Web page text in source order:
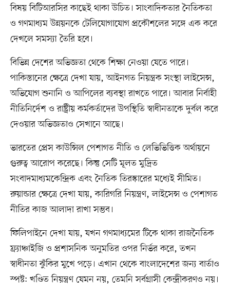
বিষয় বিটিআরসির কাছেই থাকা উচিত। সাংবাদিকতার নৈতিকতা
ও গণমাধ্যম উন্নয়নকে টেলিযোগাযোগ প্রকৌশলের সঙ্গে এক করে
দেখলে সমস্যা তৈরি হবে।
বিভিন্ন দেশের অভিজ্ঞতা থেকে শিক্ষা নেওয়া যেতে পারে।
পাকিস্তানের ক্ষেত্রে দেখা যায়, আইনগত নিয়ন্ত্রক সংস্থা লাইসেন্স,
অভিযোগ শুনানি ও আপিলের ব্যবস্থা রাখতে পারে। আবার নির্বাহী
নীতিনির্দেশ ও রাষ্ট্রীয় কর্মকর্তাদের উপস্থিতি স্বাধীনতাকে দুর্বল করে
দেওয়ার অভিজ্ঞতাও সেখানে আছে।
ভারতের প্রেস কাউন্সিল পেশাগত নীতি ও লেভিভিত্তিক অর্থায়নে
গুরুত্ব আরোপ করেছে। কিন্তু সেটি মূলত মুদ্রিত
সংবাদমাধ্যমকেন্দ্রিক এবং নৈতিক তিরস্কারের মধ্যেই সীমিত।
রুয়ান্ডার ক্ষেত্রে দেখা যায়, কারিগরি নিয়ন্ত্রণ, লাইসেন্স ও পেশাগত
নীতির কাজ আলাদা রাখা সম্ভব।
ফিলিপাইনে দেখা যায়, যখন গণমাধ্যমের টিকে থাকা রাজনৈতিক
ফ্র্যাঞ্চাইজি ও প্রশাসনিক অনুমতির ওপর নির্ভর করে, তখন
স্বাধীনতা ঝুঁকির মুখে পড়ে। এখান থেকে বাংলাদেশের জন্য বার্তাও
স্পষ্ট: খণ্ডিত নিয়ন্ত্রণ যেমন নয়, তেমনি সর্বগ্রাসী কেন্দ্রীকরণও নয়।